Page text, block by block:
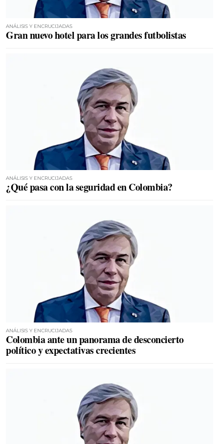
ANÁLISIS Y ENCRUCIJADAS
Gran nuevo hotel para los grandes futbolistas
ANÁLISIS Y ENCRUCIJADAS
¿Qué pasa con la seguridad en Colombia?
ANÁLISIS Y ENCRUCIJADAS
Colombia ante un panorama de desconcierto
político y expectativas crecientes